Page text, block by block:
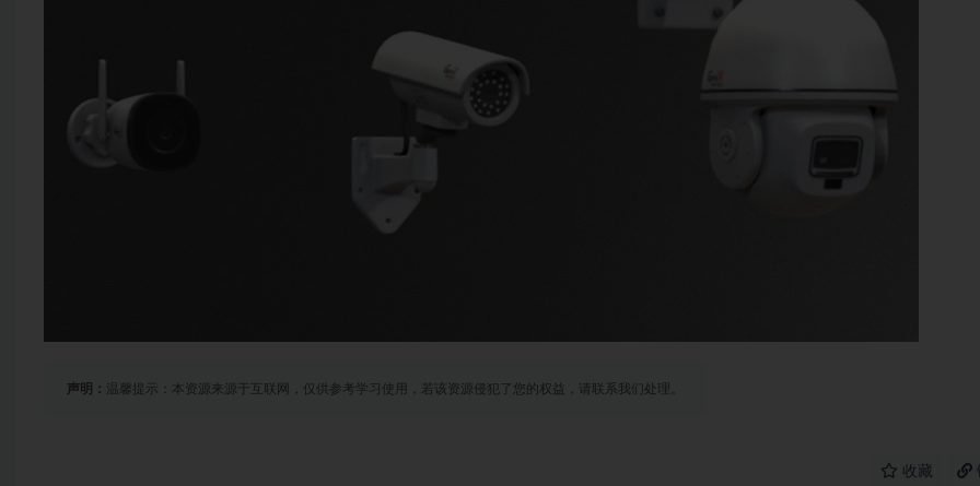
声明： 温馨提示：本资源来源于互联网，仅供参考学习使用，若该资源侵犯了您的权益，请联系我们处理。
收藏